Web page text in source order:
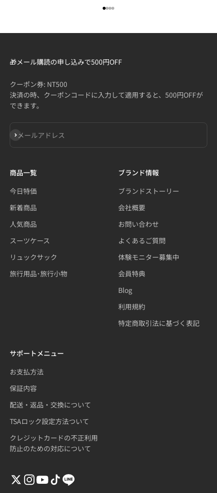
I18n Error: Missing interpolation
I18n Error: Missing interpolation
I18n Error: Missing interpolation
I18n Error: Missing interpolation
🎁メール購読の申し込みで500円OFF
クーポン券: NT500
決済の時、クーポンコードに入力して適用すると、500円OFFが
できます。
メールアドレス
登録
商品一覧
今日特価
新着商品
人気商品
スーツケース
リュックサック
旅行用品･旅行小物
ブランド情報
ブランドストーリー
会社概要
お問い合わせ
よくあるご質問
体験モニター募集中
会員特典
Blog
利用規約
特定商取引法に基づく表記
サポートメニュー
お支払方法
保証内容
配送・返品・交換について
TSAロック設定方法ついて
クレジットカードの不正利用
防止のための対応について